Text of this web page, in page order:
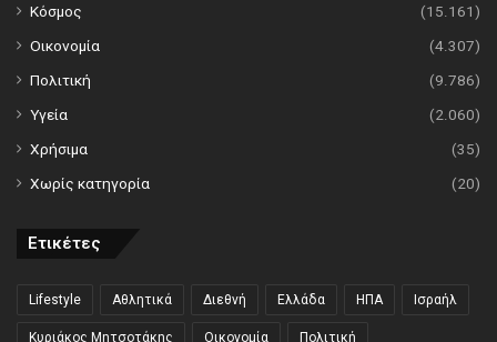
Κόσμος
(15.161)
Οικονομία
(4.307)
Πολιτική
(9.786)
Υγεία
(2.060)
Χρήσιμα
(35)
Χωρίς κατηγορία
(20)
Ετικέτες
Lifestyle Αθλητικά Διεθνή Ελλάδα ΗΠΑ Ισραήλ
Κυριάκος Μητσοτάκης Οικονομία Πολιτική